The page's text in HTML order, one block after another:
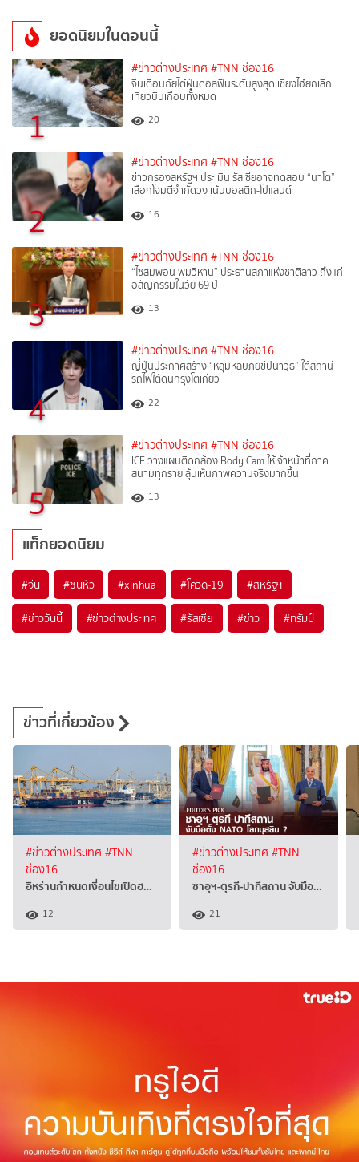
ยอดนิยมในตอนนี้
1
#ข่าวต่างประเทศ #TNN ช่อง16
จีนเตือนภัยไต้ฝุ่นดอลฟินระดับสูงสุด เซี่ยงไฮ้ยกเลิก
เที่ยวบินเกือบทั้งหมด
20
2
#ข่าวต่างประเทศ #TNN ช่อง16
ข่าวกรองสหรัฐฯ ประเมิน รัสเซียอาจทดสอบ “นาโต”
เลือกโจมตีจำกัดวง เน้นบอลติก-โปแลนด์
16
3
#ข่าวต่างประเทศ #TNN ช่อง16
“ไซสมพอน พมวิหาน” ประธานสภาแห่งชาติลาว ถึงแก่
อสัญกรรมในวัย 69 ปี
13
4
#ข่าวต่างประเทศ #TNN ช่อง16
ญี่ปุ่นประกาศสร้าง “หลุมหลบภัยขีปนาวุธ” ใต้สถานี
รถไฟใต้ดินกรุงโตเกียว
22
5
#ข่าวต่างประเทศ #TNN ช่อง16
ICE วางแผนติดกล้อง Body Cam ให้เจ้าหน้าที่ภาค
สนามทุกราย ลุ้นเห็นภาพความจริงมากขึ้น
13
แท็กยอดนิยม
#จีน #ซินหัว #xinhua #โควิด-19 #สหรัฐฯ
#ข่าววันนี้ #ข่าวต่างประเทศ #รัสเซีย #ข่าว #ทรัมป์
ข่าวที่เกี่ยวข้อง
#ข่าวต่างประเทศ #TNN
ช่อง16
อิหร่านกำหนดเงื่อนไขเปิดฮ…
12
#ข่าวต่างประเทศ #TNN
ช่อง16
ซาอุฯ-ตุรกี-ปากีสถาน จับมือ…
21